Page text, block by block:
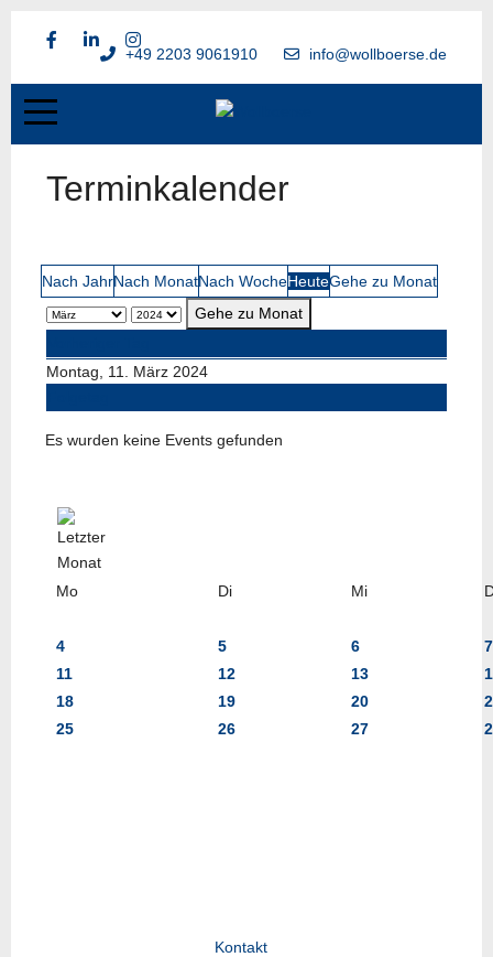
+49 2203 9061910 info@wollboerse.de
Terminkalender
Nach JahrNach MonatNach WocheHeuteGehe zu Monat
Gehe zu Monat
Montag, 11. März 2024
Es wurden keine Events gefunden
Mo Di Mi
4 5 6
7
11
12 13
18
19 20
25
26 27
Kontakt